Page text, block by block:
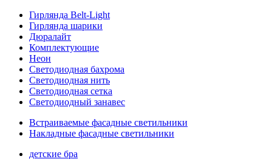
Гирлянда Belt-Light
Гирлянда шарики
Дюралайт
Комплектующие
Неон
Светодиодная бахрома
Светодиодная нить
Светодиодная сетка
Светодиодный занавес
Встраиваемые фасадные светильники
Накладные фасадные светильники
детские бра